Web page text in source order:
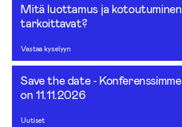
Mitä luottamus ja kotoutuminen
tarkoittavat?
Vastaa kyselyyn
Save the date ‑ Konferenssimme
on 11.11.2026
Uutiset